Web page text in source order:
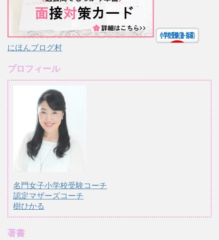
にほんブログ村
プロフィール
名門女子小学校受験コーチ
認定マザーズコーチ
樹ひかる
著書